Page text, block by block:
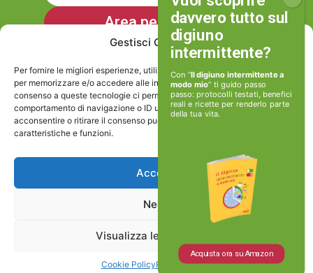
Gestisci Consenso
Per fornire le migliori esperienze, utilizziamo tecnologie come i cookie
per memorizzare e/o accedere alle informazioni del dispositivo. Il
consenso a queste tecnologie ci permetterà di elaborare dati come il
comportamento di navigazione o ID unici su questo sito. Non
acconsentire o ritirare il consenso può influire negativamente su alcune
caratteristiche e funzioni.
Accetta
Nega
Visualizza le preferenze
Cookie PolicyPrivacy Policy
Area personale
Iscriviti alla Newsletter
Informativa sulla Privacy
Viviamoinforma stp srl
P.IVA e Cod.Fisc: 17506171002
Via Caio Canuleio 127, Roma
Con “Il digiuno intermittente a
modo mio” ti guido passo
passo: protocolli testati, benefici
reali e ricette per renderlo parte
della tua vita.
Acquista ora su Amazon